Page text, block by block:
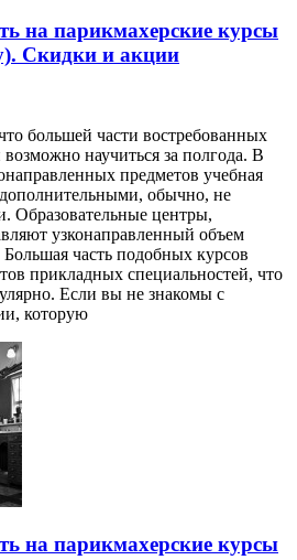
на парикмахерские курсы
Скидки и акции
большей части востребованных
научиться за полгода. В
предметов учебная
обычно, не
Образовательные центры,
узконаправленный объем
часть подобных курсов
прикладных специальностей, что
Если вы не знакомы с
которую
на парикмахерские курсы